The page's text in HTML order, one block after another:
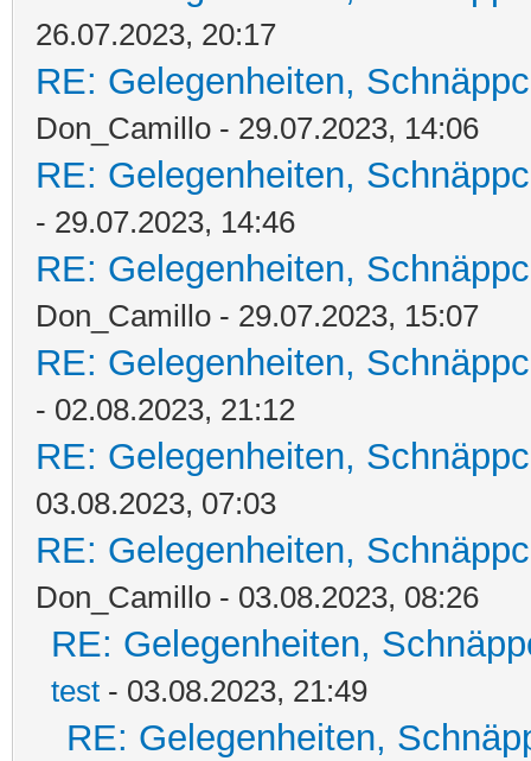
26.07.2023, 20:17
RE: Gelegenheiten,
Don_Camillo - 29.07.2023, 14:06
RE: Gelegenheiten,
- 29.07.2023, 14:46
RE: Gelegenheiten,
Don_Camillo - 29.07.2023, 15:07
RE: Gelegenheiten,
- 02.08.2023, 21:12
RE: Gelegenheiten,
03.08.2023, 07:03
RE: Gelegenheiten,
Don_Camillo - 03.08.2023, 08:26
RE: Gelegenheiten,
test - 03.08.2023, 21:49
RE: Gelegenheiten,